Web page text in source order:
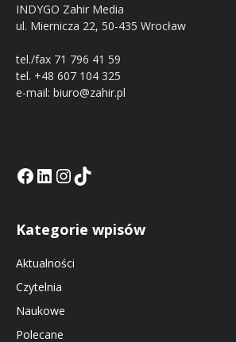
INDYGO Zahir Media
ul. Miernicza 22, 50-435 Wrocław
tel./fax 71 796 41 59
tel. +48 607 104 325
e-mail: biuro@zahir.pl
Facebook
LinkedIn
Tik Tok KEInstagramm KE
Kategorie wpisów
Aktualności
Czytelnia
Naukowe
Polecane